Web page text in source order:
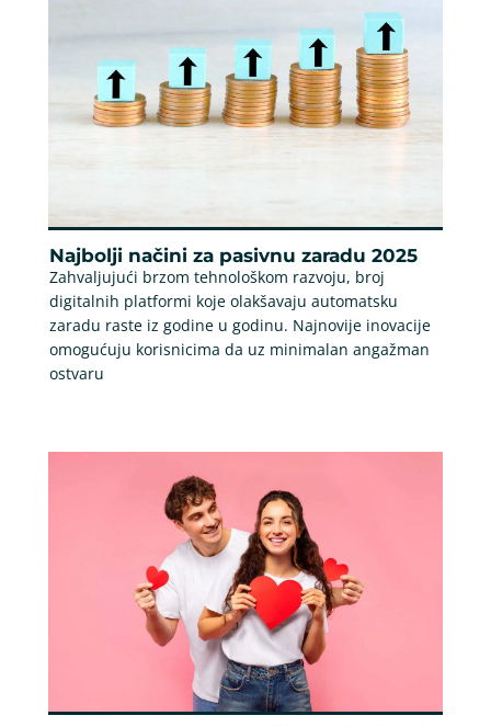
Najbolji načini za pasivnu zaradu 2025
Zahvaljujući brzom tehnološkom razvoju, broj
digitalnih platformi koje olakšavaju automatsku
zaradu raste iz godine u godinu. Najnovije inovacije
omogućuju korisnicima da uz minimalan angažman
ostvaru